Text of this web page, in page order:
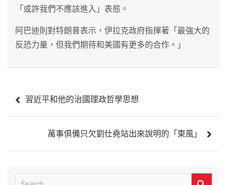
「或許我們不應該進入」表態。
阿巴迪則對特朗普表示，伊拉克政府指揮著「最強大的
反恐力量，但我們期待和美國有更多的合作。」
章
習近平和他的治國理政哲學思想
萬事俱備只欠劉仕堯站出來說明的「東風」